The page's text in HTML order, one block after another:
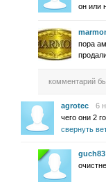
он или
пора
комментарий
agrotec
6
чего они 2
свернуть
guch83